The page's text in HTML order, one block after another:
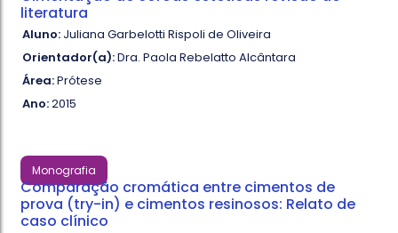
literatura
Aluno: Juliana Garbelotti Rispoli de Oliveira
Orientador(a):Dra. Paola Rebelatto Alcântara
Área:Prótese
Ano:2015
Monografia
Comparação cromática entre cimentos de
prova (try-in) e cimentos resinosos: Relato de
caso clínico